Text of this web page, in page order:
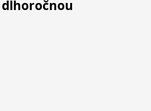
dlhoročnou